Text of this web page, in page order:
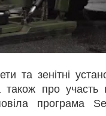
та зенітні
також про участь
програма